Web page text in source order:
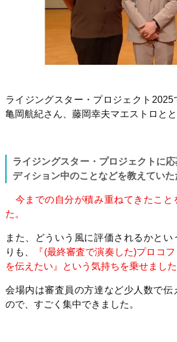
ライジングスター・プロジェクト
亀岡航紀さん、藤岡幸夫マエストロと
ライジングスター・プロジェクトに
ディション中のことなどを教えていた
今までの自分が積み重ねてきたこと
た。
また、どういう風に評価されるかとい
りも、
『(最終審査で演奏した)プロコ
を伝えたい』という気持ちを乗せました
会場内は審査員の方達など少人数で伝
ので、すごく集中できました。